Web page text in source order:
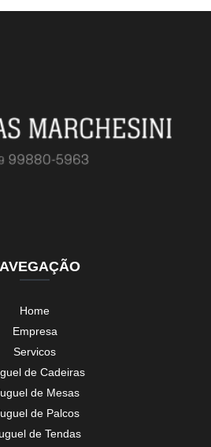
Home
Empresa
Servicos
de Cadeiras
de Mesas
de Palcos
de Tendas